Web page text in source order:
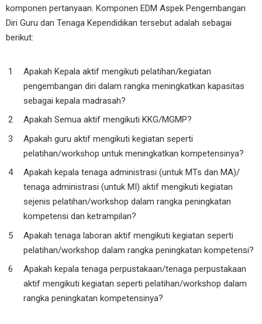
komponen pertanyaan. Komponen EDM Aspek Pengembangan
Diri Guru dan Tenaga Kependidikan tersebut adalah sebagai
berikut:
Apakah Kepala aktif mengikuti pelatihan/kegiatan
pengembangan diri dalam rangka meningkatkan kapasitas
sebagai kepala madrasah?
Apakah Semua aktif mengikuti KKG/MGMP?
Apakah guru aktif mengikuti kegiatan seperti
pelatihan/workshop untuk meningkatkan kompetensinya?
Apakah kepala tenaga administrasi (untuk MTs dan MA)/
tenaga administrasi (untuk MI) aktif mengikuti kegiatan
sejenis pelatihan/workshop dalam rangka peningkatan
kompetensi dan ketrampilan?
Apakah tenaga laboran aktif mengikuti kegiatan seperti
pelatihan/workshop dalam rangka peningkatan kompetensi?
Apakah kepala tenaga perpustakaan/tenaga perpustakaan
aktif mengikuti kegiatan seperti pelatihan/workshop dalam
rangka peningkatan kompetensinya?